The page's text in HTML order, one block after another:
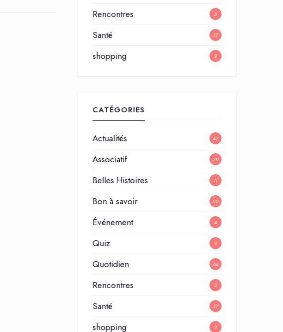
Rencontres 2
Santé 37
shopping 2
CATÉGORIES
Actualités 47
Associatif 29
Belles Histoires 5
Bon à savoir 82
Événement 4
Quiz 9
Quotidien 64
Rencontres 2
Santé 37
shopping 2